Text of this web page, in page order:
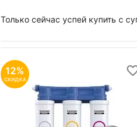
Только сейчас успей купить с
12%
СКИДКА